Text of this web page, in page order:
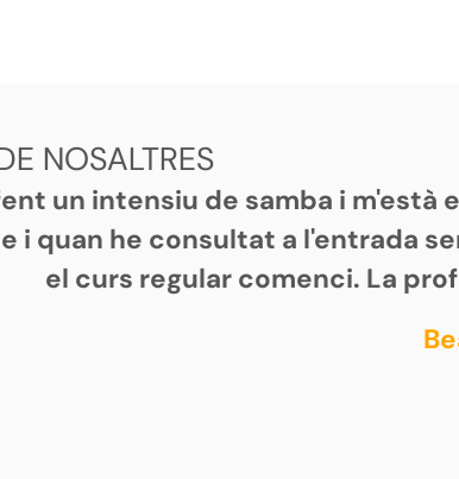
NOSALTRES
un intensiu de samba i m'està
i quan he consultat a l'entrada
el curs regular comenci. La